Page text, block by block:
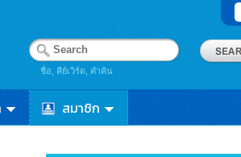
ชื่อ, คีย์เวิร์ด, คำค้น
สมาชิก